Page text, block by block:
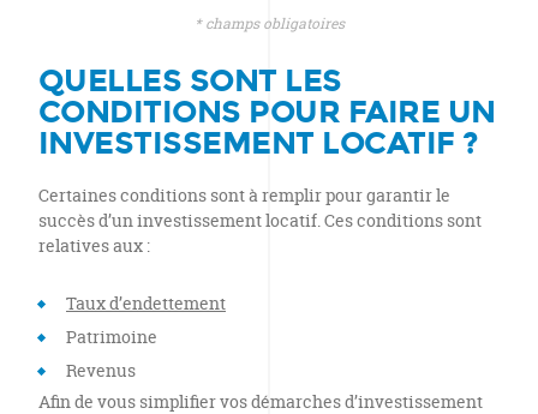
* champs obligatoires
QUELLES SONT LES
CONDITIONS POUR FAIRE UN
INVESTISSEMENT LOCATIF ?
Certaines conditions sont à remplir pour garantir le
succès d’un investissement locatif. Ces conditions sont
relatives aux :
Taux d’endettement
Patrimoine
Revenus
Afin de vous simplifier vos démarches d’investissement